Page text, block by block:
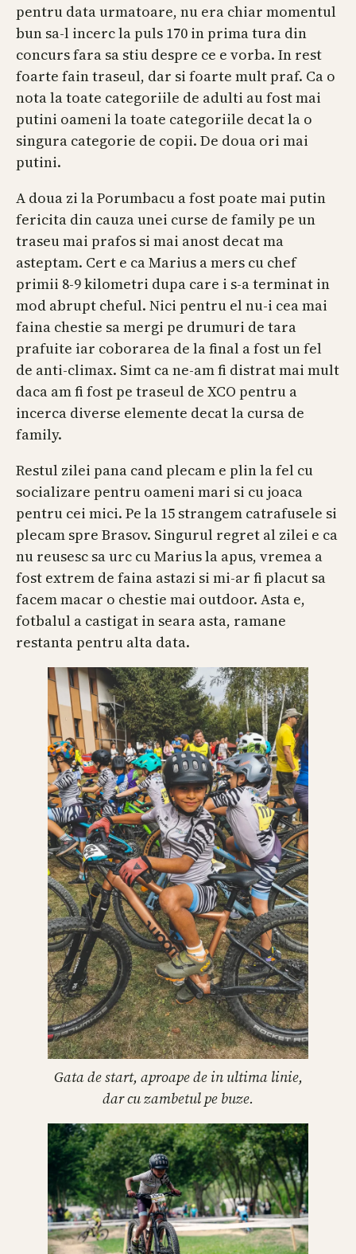
pentru data urmatoare, nu era chiar momentul
bun sa-l incerc la puls 170 in prima tura din
concurs fara sa stiu despre ce e vorba. In rest
foarte fain traseul, dar si foarte mult praf. Ca o
nota la toate categoriile de adulti au fost mai
putini oameni la toate categoriile decat la o
singura categorie de copii. De doua ori mai
putini.
A doua zi la Porumbacu a fost poate mai putin
fericita din cauza unei curse de family pe un
traseu mai prafos si mai anost decat ma
asteptam. Cert e ca Marius a mers cu chef
primii 8-9 kilometri dupa care i s-a terminat in
mod abrupt cheful. Nici pentru el nu-i cea mai
faina chestie sa mergi pe drumuri de tara
prafuite iar coborarea de la final a fost un fel
de anti-climax. Simt ca ne-am fi distrat mai mult
daca am fi fost pe traseul de XCO pentru a
incerca diverse elemente decat la cursa de
family.
Restul zilei pana cand plecam e plin la fel cu
socializare pentru oameni mari si cu joaca
pentru cei mici. Pe la 15 strangem catrafusele si
plecam spre Brasov. Singurul regret al zilei e ca
nu reusesc sa urc cu Marius la apus, vremea a
fost extrem de faina astazi si mi-ar fi placut sa
facem macar o chestie mai outdoor. Asta e,
fotbalul a castigat in seara asta, ramane
restanta pentru alta data.
Gata de start, aproape de in ultima linie,
dar cu zambetul pe buze.